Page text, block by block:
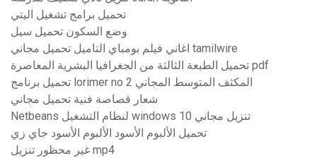
تحميل برامج تشغيل اليتي
وضع السكون تحميل سيل
اغاني فيلم بومباي التاميل تحميل مجاني tamilwire
تحميل الطبعة الثالثة من الجغرافيا البشرية المعاصرة pdf
تحميل برنامج lorimer no 2 المكثف المتوسط ​​المجاني
شعار قصاصة فنية تحميل مجاني
Netbeans لنظام التشغيل windows 10 تنزيل مجاني
تحميل الألبوم الأسود الألبوم الأسود جاي زي
غير محظور تنزيل mp4